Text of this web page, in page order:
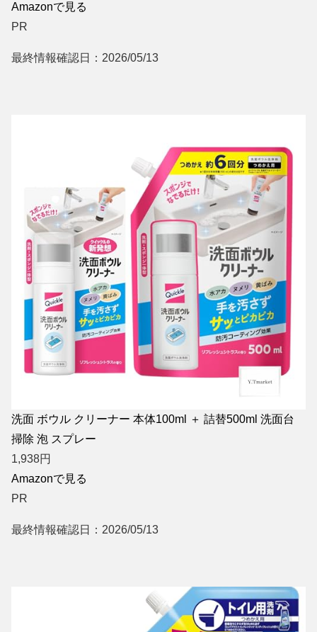
Amazonで見る
PR
最終情報確認日：2026/05/13
洗面 ボウル クリーナー 本体100ml ＋ 詰替500ml 洗面台
掃除 泡 スプレー
1,938円
Amazonで見る
PR
最終情報確認日：2026/05/13